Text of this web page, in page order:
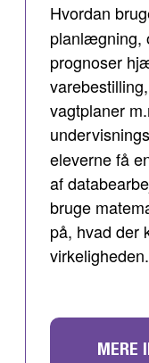
Hvordan
planlægning,
prognoser
vagtplaner
eleverne få
af
bruge
på, hvad der
virkeligheden.
MERE